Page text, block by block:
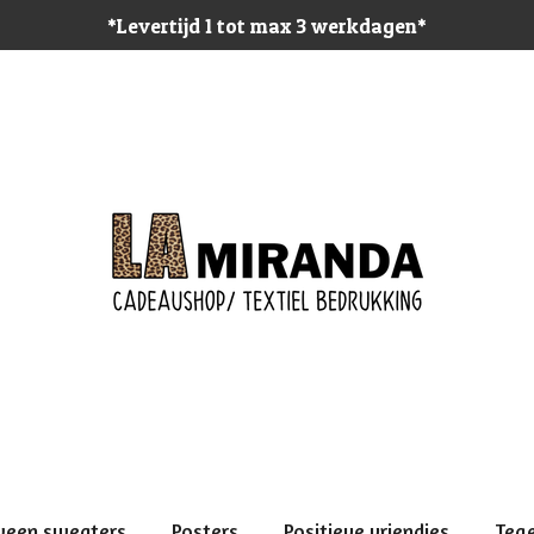
*Levertijd 1 tot max 3 werkdagen*